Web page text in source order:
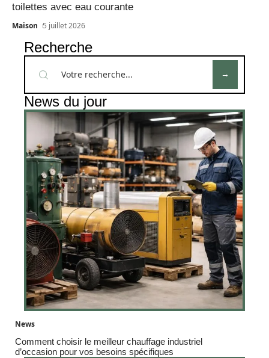
toilettes avec eau courante
Maison 5 juillet 2026
Recherche
News du jour
News
Comment choisir le meilleur chauffage industriel
d’occasion pour vos besoins spécifiques